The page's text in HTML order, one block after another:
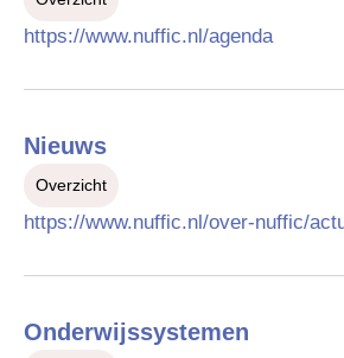
https://www.nuffic.nl/agenda
Nieuws
Overzicht
https://www.nuffic.nl/over-nuffic/
Onderwijssystemen